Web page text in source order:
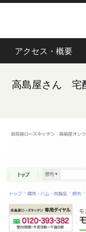
アクセス・概要
高島屋さん 宅